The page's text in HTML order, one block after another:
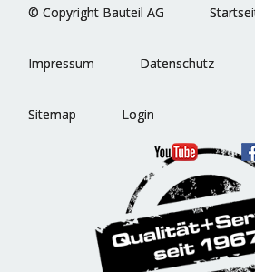
© Copyright Bauteil AG
Impressum Datenschutz
Sitemap Login